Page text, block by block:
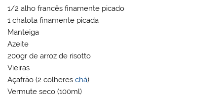
1/2 alho francês finamente picado
1 chalota finamente picada
Manteiga
Azeite
200gr de arroz de risotto
Vieiras
Açafrão (2 colhereschá)
Vermute seco (100ml)